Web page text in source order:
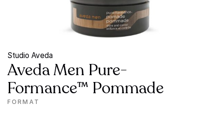
Studio Aveda
Aveda Men Pure-
Formance™ Pommade
FORMAT